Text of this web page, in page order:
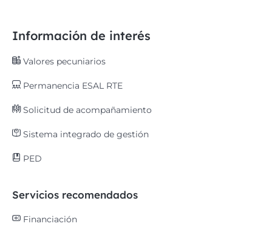
Información de interés
Valores pecuniarios
Permanencia ESAL RTE
Solicitud de acompañamiento
Sistema integrado de gestión
PED
Servicios recomendados
Financiación